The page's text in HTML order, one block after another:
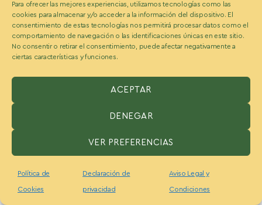
Para ofrecer las mejores experiencias, utilizamos tecnologías como las
cookies para almacenar y/o acceder a la información del dispositivo. El
consentimiento de estas tecnologías nos permitirá procesar datos como el
comportamiento de navegación o las identificaciones únicas en este sitio.
No consentir o retirar el consentimiento, puede afectar negativamente a
ciertas características y funciones.
ACEPTAR
DENEGAR
VER PREFERENCIAS
Política de
Cookies
Declaración de
privacidad
Aviso Legal y
Condiciones
planta Oficina H, San Sebastián de los reyes, Madrid 28703,
España
D-Unas Franchising USA, Inc. 520 S Dixie Hwy, Hallandale,
FL 33009 office 460 Phone : 001 786 74 69 046
© d-uñas 2026 | Todos los derechos reservados